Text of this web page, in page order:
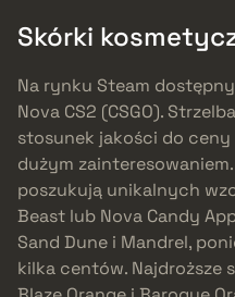
Skórki
Na rynku Steam
Nova CS2 (CSGO).
stosunek jakości do ceny
dużym
poszukują unikalnych
Beast lub Nova Candy
Sand Dune i Mandrel,
kilka centów. Najdroższe